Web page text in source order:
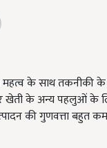
के साथ तकनीकी के
खेती के अन्य पहलुओं के
की गुणवत्ता बहुत